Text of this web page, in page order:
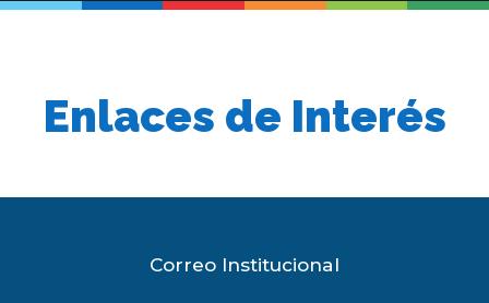
Enlaces de Interés
Correo Institucional